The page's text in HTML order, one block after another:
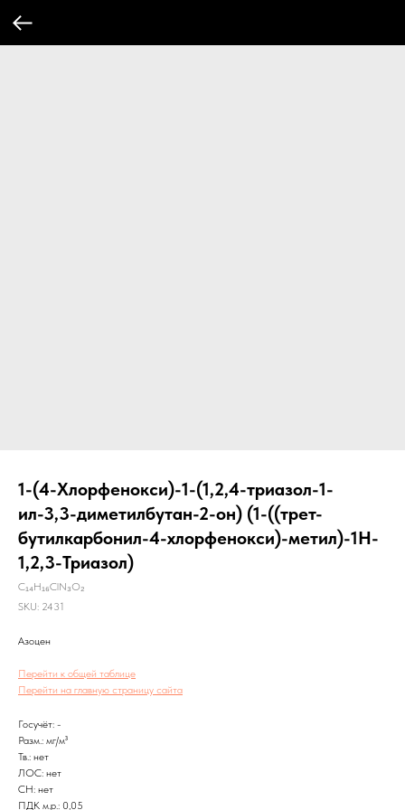
1-(4-Хлорфенокси)-1-(1,2,4-триазол-1-
ил-3,3-диметилбутан-2-он) (1-((трет-
бутилкарбонил-4-хлорфенокси)-метил)-1H-
1,2,3-Триазол)
C₁₄H₁₆ClN₃O₂
SKU: 2431
Азоцен
Перейти к общей таблице
Перейти на главную страницу сайта
Госучёт: -
Разм.: мг/м³
Тв.: нет
ЛОС: нет
CH: нет
ПДК м.р.: 0,05